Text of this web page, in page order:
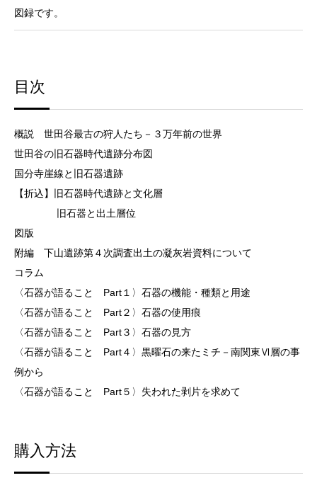
図録です。
目次
概説 世田谷最古の狩人たち－３万年前の世界
世田谷の旧石器時代遺跡分布図
国分寺崖線と旧石器遺跡
【折込】旧石器時代遺跡と文化層
旧石器と出土層位
図版
附編 下山遺跡第４次調査出土の凝灰岩資料について
コラム
〈石器が語ること Part１〉石器の機能・種類と用途
〈石器が語ること Part２〉石器の使用痕
〈石器が語ること Part３〉石器の見方
〈石器が語ること Part４〉黒曜石の来たミチ－南関東Ⅵ層の事
例から
〈石器が語ること Part５〉失われた剥片を求めて
購入方法